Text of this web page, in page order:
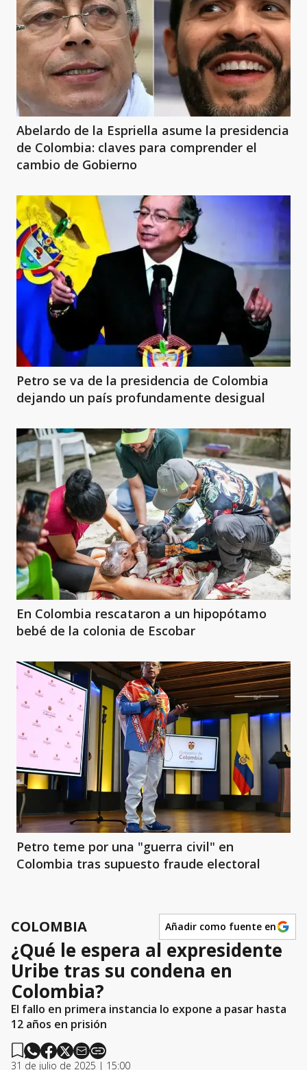
Abelardo de la Espriella asume la presidencia
de Colombia: claves para comprender el
cambio de Gobierno
Petro se va de la presidencia de Colombia
dejando un país profundamente desigual
En Colombia rescataron a un hipopótamo
bebé de la colonia de Escobar
Petro teme por una "guerra civil" en
Colombia tras supuesto fraude electoral
COLOMBIA Añadir como fuente en
¿Qué le espera al expresidente
Uribe tras su condena en
Colombia?
El fallo en primera instancia lo expone a pasar hasta
12 años en prisión
31 de julio de 2025 | 15:00